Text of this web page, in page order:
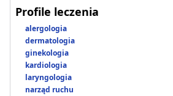
Profile leczenia
alergologia
dermatologia
ginekologia
kardiologia
laryngologia
narząd ruchu